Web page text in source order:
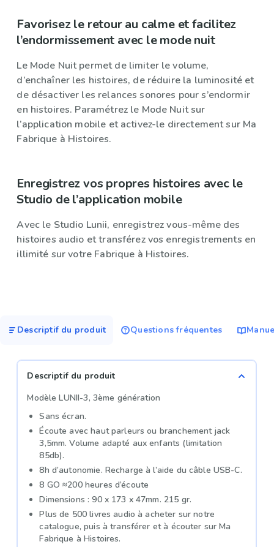
Favorisez le retour au calme et facilitez
l’endormissement avec le mode nuit
Le Mode Nuit permet de limiter le volume,
d’enchaîner les histoires, de réduire la luminosité et
de désactiver les relances sonores pour s’endormir
en histoires. Paramétrez le Mode Nuit sur
l’application mobile et activez-le directement sur Ma
Fabrique à Histoires.
Enregistrez vos propres histoires avec le
Studio de l’application mobile
Avec le Studio Lunii, enregistrez vous-même des
histoires audio et transférez vos enregistrements en
illimité sur votre Fabrique à Histoires.
Descriptif du produit Questions fréquentes
Descriptif du produit
Modèle LUNII-3, 3ème génération
Sans écran.
Écoute avec haut parleurs ou branchement jack
3,5mm. Volume adapté aux enfants (limitation
85db).
8h d’autonomie. Recharge à l’aide du câble USB-C.
8 GO ≈200 heures d’écoute
Dimensions : 90 x 173 x 47mm. 215 gr.
Plus de 500 livres audio à acheter sur notre
catalogue, puis à transférer et à écouter sur Ma
Fabrique à Histoires.